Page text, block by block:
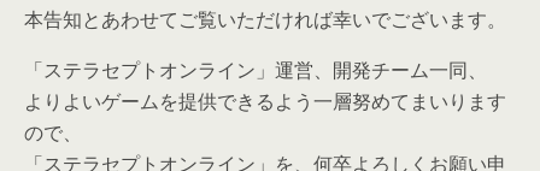
本告知とあわせてご覧いただければ幸いでございます。
「ステラセプトオンライン」運営、開発チーム一同、
よりよいゲームを提供できるよう一層努めてまいります
ので、
「ステラセプトオンライン」を、何卒よろしくお願い申